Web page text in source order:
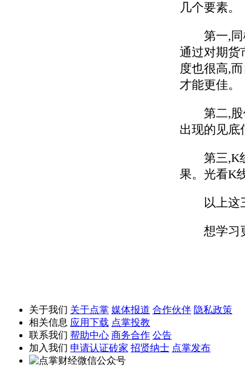
几个要素。
第一,同样
通过对期货
度也很高,
才能更佳。
第二,股价
出现的见底
第三,K线
果。光看K
以上这三
想学习更
关于我们 关于点掌 媒体报道 合作伙伴 隐私政策
相关信息 应用下载 点掌投教
联系我们 帮助中心 商务合作 公告
加入我们 申请认证砖家 招贤纳士 点掌发布